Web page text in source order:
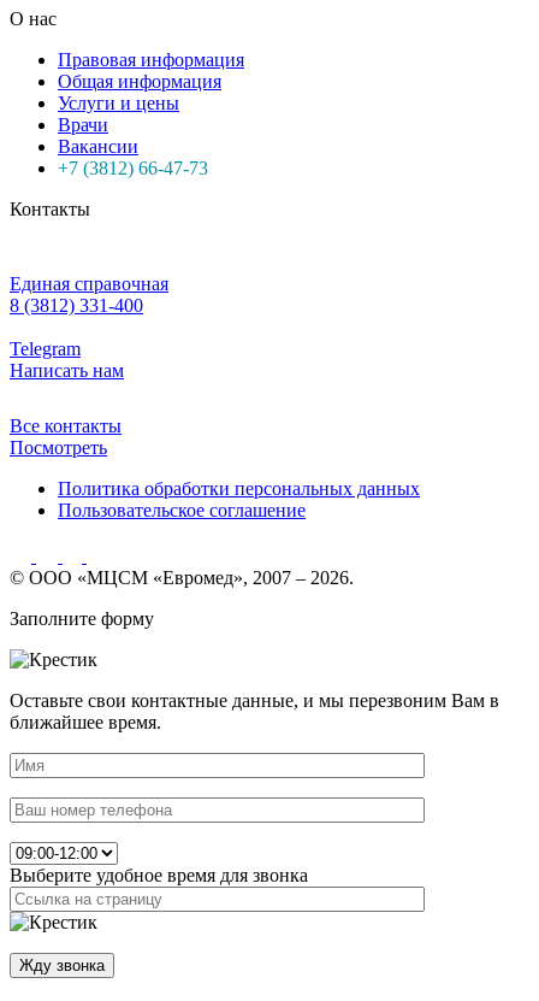
О нас
Правовая информация
Общая информация
Услуги и цены
Врачи
Вакансии
+7 (3812) 66-47-73
Контакты
Единая справочная
8 (3812) 331-400
Telegram
Написать нам
Все контакты
Посмотреть
Политика обработки персональных данных
Пользовательское соглашение
© ООО «МЦСМ «Евромед», 2007 – 2026.
Заполните форму
Оставьте свои контактные данные, и мы перезвоним Вам в
ближайшее время.
Выберите удобное время для звонка